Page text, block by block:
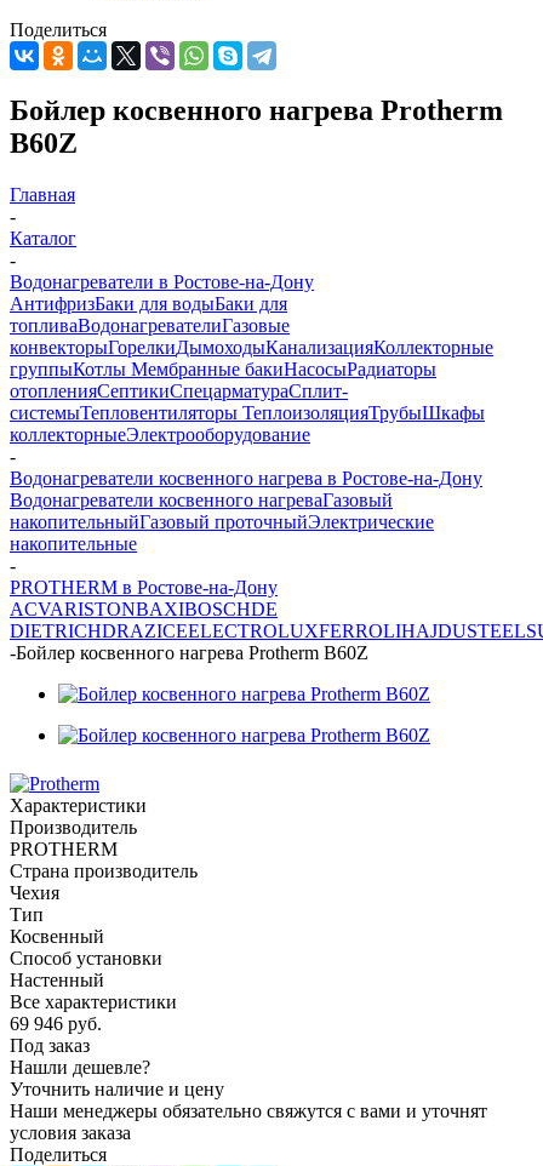
Поделиться
Бойлер косвенного нагрева Protherm
B60Z
Главная
-
Каталог
-
Водонагреватели в Ростове-на-Дону
АнтифризБаки для водыБаки для
топливаВодонагревателиГазовые
конвекторыГорелкиДымоходыКанализацияКоллекторные
группыКотлы Мембранные бакиНасосыРадиаторы
отопленияСептикиСпецарматураСплит-
системыТепловентиляторы ТеплоизоляцияТрубыШкафы
коллекторныеЭлектрооборудование
-
Водонагреватели косвенного нагрева в Ростове-на-Дону
Водонагреватели косвенного нагреваГазовый
накопительныйГазовый проточныйЭлектрические
накопительные
-
PROTHERM в Ростове-на-Дону
ACVARISTONBAXIBOSCHDE
DIETRICHDRAZICEELECTROLUXFERROLIHAJDU
-Бойлер косвенного нагрева Protherm B60Z
Характеристики
Производитель
PROTHERM
Страна производитель
Чехия
Тип
Косвенный
Способ установки
Настенный
Все характеристики
69 946 руб.
Под заказ
Нашли дешевле?
Уточнить наличие и цену
Наши менеджеры обязательно свяжутся с вами и уточнят
условия заказа
Поделиться